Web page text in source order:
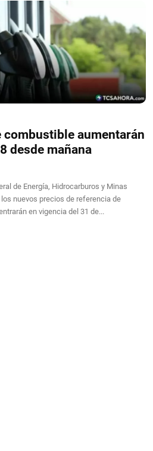
combustible aumentarán
desde mañana
de Energía, Hidrocarburos y Minas
nuevos precios de referencia de
en vigencia del 31 de...